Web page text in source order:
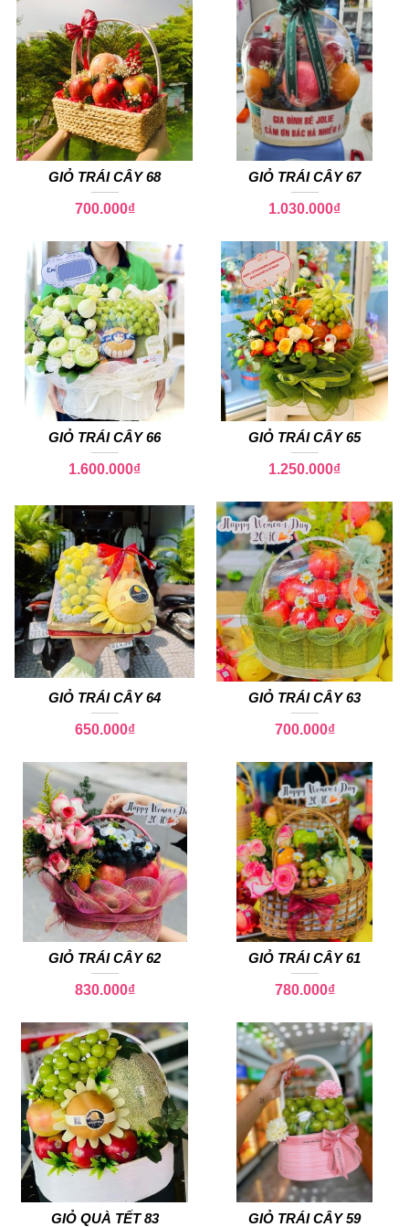
GIỎ TRÁI CÂY 68
700.000₫
GIỎ TRÁI CÂY 67
1.030.000₫
GIỎ TRÁI CÂY 66
1.600.000₫
GIỎ TRÁI CÂY 65
1.250.000₫
GIỎ TRÁI CÂY 64
650.000₫
GIỎ TRÁI CÂY 63
700.000₫
GIỎ TRÁI CÂY 62
830.000₫
GIỎ TRÁI CÂY 61
780.000₫
GIỎ QUÀ TẾT 83 GIỎ TRÁI CÂY 59